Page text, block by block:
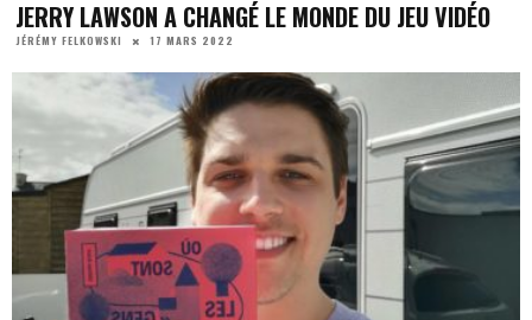
JERRY LAWSON A CHANGÉ LE MONDE DU JEU VIDÉO
JÉRÉMY FELKOWSKI 17 MARS 2022